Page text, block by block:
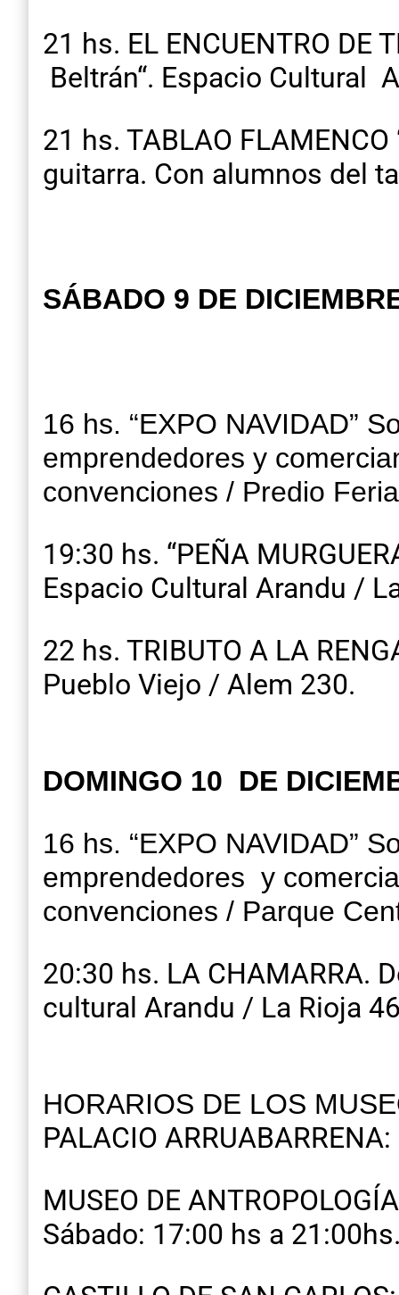
21 hs. EL ENCUENTRO
Beltrán“. Espacio Cultural
21 hs. TABLAO
guitarra. Con alumnos del
SÁBADO 9 DE
16 hs. “EXPO NAVIDAD”
emprendedores y
convenciones / Predio
19:30 hs. “PEÑA
Espacio Cultural Arandu /
22 hs. TRIBUTO A LA
Pueblo Viejo / Alem 230.
DOMINGO 10 DE
16 hs. “EXPO NAVIDAD”
emprendedores y
convenciones / Parque
20:30 hs. LA CHAMARRA.
cultural Arandu / La Rioja
HORARIOS DE LOS
PALACIO
MUSEO DE
Sábado: 17:00 hs a